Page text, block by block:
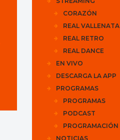
CORAZÓN
REAL VALLENATA
REAL RETRO
REAL DANCE
EN VIVO
DESCARGA LA APP
PROGRAMAS
PROGRAMAS
PODCAST
PROGRAMACIÓN
NOTICIAS